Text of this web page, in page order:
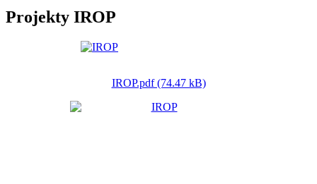
Projekty IROP
IROP.pdf (74.47 kB)